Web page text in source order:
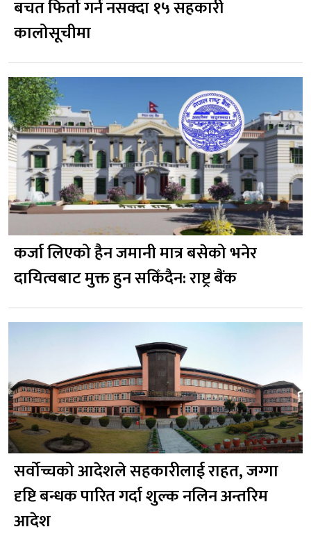
बचत फिर्ता गर्न नसक्दा १५ सहकारी
कालोसूचीमा
कर्जा लिएको हैन जमानी मात्र बसेको भनेर
दायित्वबाट मुक्त हुन सकिँदैन: राष्ट्र बैंक
सर्वोच्चको आदेशले सहकारीलाई राहत, जग्गा
दृष्टि बन्धक पारित गर्दा शुल्क नलिन अन्तरिम
आदेश